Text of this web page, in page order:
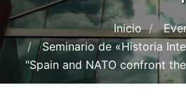
Inicio
Seminario de «Historia
"Spain and NATO confront